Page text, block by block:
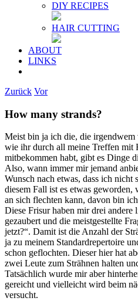
DIY RECIPES
HAIR CUTTING
ABOUT
LINKS
Zurück Vor
How many strands?
Meist bin ja ich die, die
wie ihr durch all meine Treffen mit
mitbekommen habt, gibt es Dinge
Also, wann immer mir jemand
Wunsch nach etwas, dass ich nicht
diesem Fall ist es etwas geworden,
an sich flechten kann, davon bin
Diese Frisur haben mir drei
gezaubert und die meistgestellte
jetzt?“. Damit ist die Anzahl der
ja zu meinem Standardrepertoire
schon geflochten. Dieser hier hat
zwei Leute zum Strähnen halten
Tatsächlich wurde mir aber
gereicht und vielleicht wird beim
versucht.